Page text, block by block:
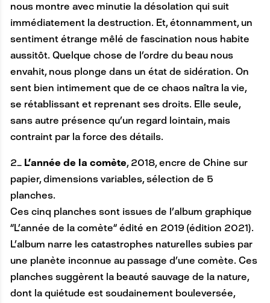
nous montre avec minutie la désolation qui suit
immédiatement la destruction. Et, étonnamment, un
sentiment étrange mêlé de fascination nous habite
aussitôt. Quelque chose de l’ordre du beau nous
envahit, nous plonge dans un état de sidération. On
sent bien intimement que de ce chaos naîtra la vie,
se rétablissant et reprenant ses droits. Elle seule,
sans autre présence qu’un regard lointain, mais
contraint par la force des détails.
2_ L’année de la comète, 2018, encre de Chine sur
papier, dimensions variables, sélection de 5
planches.
Ces cinq planches sont issues de l’album graphique
“L’année de la comète“ édité en 2019 (édition 2021).
L’album narre les catastrophes naturelles subies par
une planète inconnue au passage d’une comète. Ces
planches suggèrent la beauté sauvage de la nature,
dont la quiétude est soudainement bouleversée,